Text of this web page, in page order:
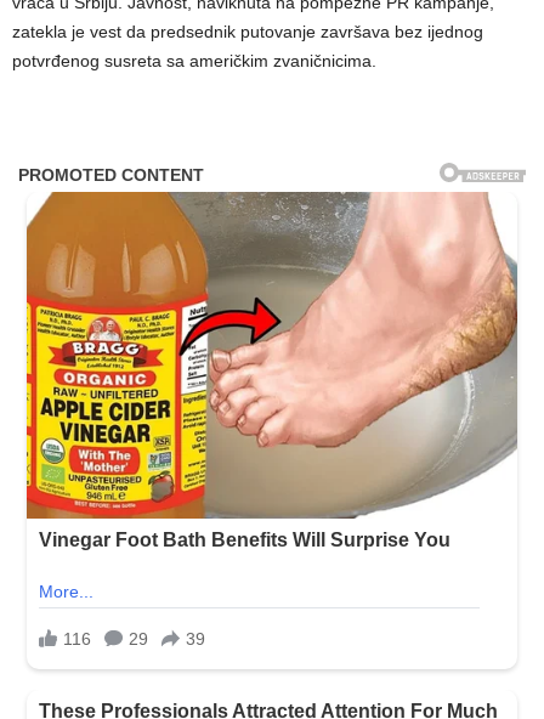
zatekla je vest da predsednik putovanje završava bez ijednog
potvrđenog susreta sa američkim zvaničnicima.